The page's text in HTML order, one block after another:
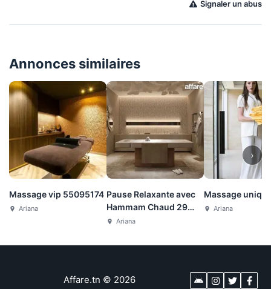
Signaler un abus
Annonces similaires
Massage vip 55095174
Ariana
Pause Relaxante avec
Hammam Chaud 29
784 636
Ariana
Massage
Ariana
›
Affare.tn © 2026